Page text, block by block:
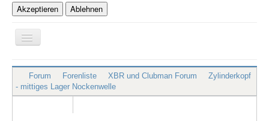
Akzeptieren
Ablehnen
Navigation
an/aus
XBR.de
Technik
Forum Forenliste XBR und Clubman Forum
Zylinderkopf
- mittiges Lager Nockenwelle